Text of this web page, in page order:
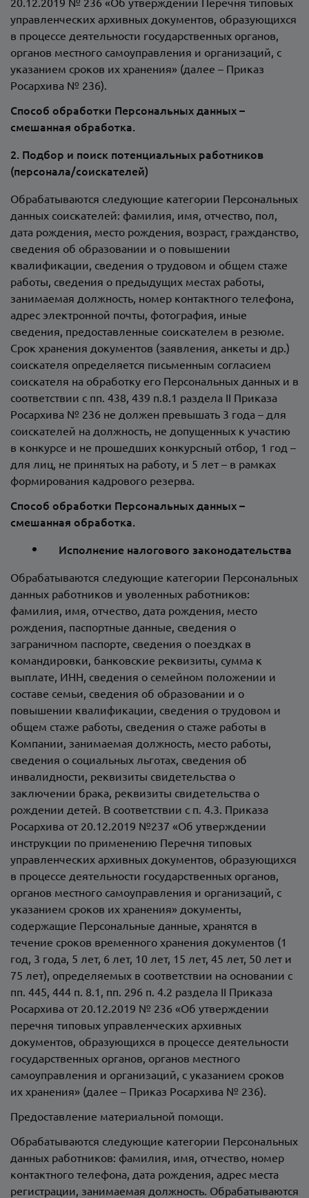
управленческих архивных документов, образующихся
в процессе деятельности государственных органов,
органов местного самоуправления и организаций, с
указанием сроков их хранения» (далее – Приказ
Росархива № 236).
Способ обработки Персональных данных –
смешанная обработка.
2. Подбор и поиск потенциальных работников
(персонала/соискателей)
Обрабатываются следующие категории Персональных
данных соискателей: фамилия, имя, отчество, пол,
дата рождения, место рождения, возраст, гражданство,
сведения об образовании и о повышении
квалификации, сведения о трудовом и общем стаже
работы, сведения о предыдущих местах работы,
занимаемая должность, номер контактного телефона,
адрес электронной почты, фотография, иные
сведения, предоставленные соискателем в резюме.
Срок хранения документов (заявления, анкеты и др.)
соискателя определяется письменным согласием
соискателя на обработку его Персональных данных и в
соответствии с пп. 438, 439 п.8.1 раздела II Приказа
Росархива № 236 не должен превышать 3 года – для
соискателей на должность, не допущенных к участию
в конкурсе и не прошедших конкурсный отбор, 1 год –
для лиц, не принятых на работу, и 5 лет – в рамках
формирования кадрового резерва.
Способ обработки Персональных данных –
смешанная обработка.
Исполнение налогового законодательства
Обрабатываются следующие категории Персональных
данных работников и уволенных работников:
фамилия, имя, отчество, дата рождения, место
рождения, паспортные данные, сведения о
заграничном паспорте, сведения о поездках в
командировки, банковские реквизиты, сумма к
выплате, ИНН, сведения о семейном положении и
составе семьи, сведения об образовании и о
повышении квалификации, сведения о трудовом и
общем стаже работы, сведения о стаже работы в
Компании, занимаемая должность, место работы,
сведения о социальных льготах, сведения об
инвалидности, реквизиты свидетельства о
заключении брака, реквизиты свидетельства о
рождении детей. В соответствии с п. 4.3. Приказа
Росархива от 20.12.2019 №237 «Об утверждении
инструкции по применению Перечня типовых
управленческих архивных документов, образующихся
в процессе деятельности государственных органов,
органов местного самоуправления и организаций, с
указанием сроков их хранения» документы,
содержащие Персональные данные, хранятся в
течение сроков временного хранения документов (1
год, 3 года, 5 лет, 6 лет, 10 лет, 15 лет, 45 лет, 50 лет и
75 лет), определяемых в соответствии на основании с
пп. 445, 444 п. 8.1, пп. 296 п. 4.2 раздела II Приказа
Росархива от 20.12.2019 № 236 «Об утверждении
перечня типовых управленческих архивных
документов, образующихся в процессе деятельности
государственных органов, органов местного
самоуправления и организаций, с указанием сроков
их хранения» (далее – Приказ Росархива № 236).
Предоставление материальной помощи.
Обрабатываются следующие категории Персональных
данных работников: фамилия, имя, отчество, номер
контактного телефона, дата рождения, адрес места
регистрации, занимаемая должность. Обрабатываются